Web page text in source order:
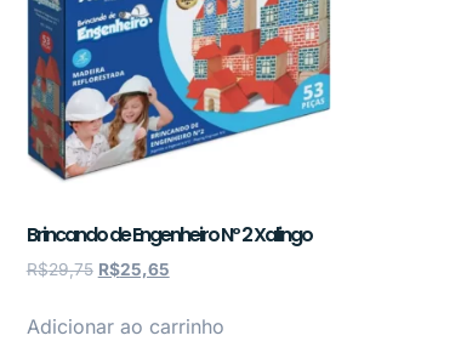
Brincando de Engenheiro Nº 2 Xalingo
R$29,75 R$25,65
Adicionar ao carrinho